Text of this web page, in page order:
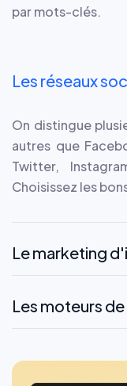
par mots-clés.
Les réseaux
On distingue
autres que
Twitter,
Choisissez les
Le marketing
Les moteurs